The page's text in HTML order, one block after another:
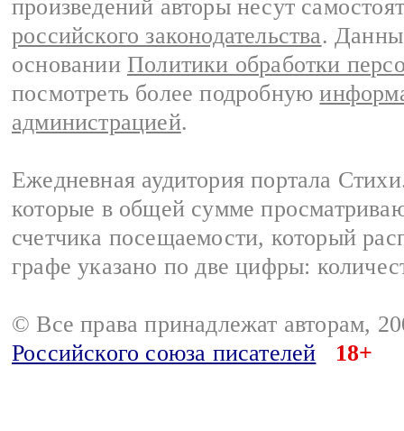
произведений авторы несут
российского законодательства.
основании Политики обработки
посмотреть более подробную
администрацией.
Ежедневная аудитория портала
которые в общей сумме
счетчика посещаемости, который
графе указано по две цифры:
© Все права принадлежат авторам,
Российского союза писателей
18+